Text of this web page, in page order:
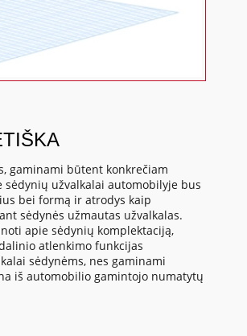
gaminami būtent konkrečiam
užvalkalai automobilyje bus
bei formą ir atrodys kaip
sėdynės užmautas užvalkalas.
apie sėdynių komplektaciją,
atlenkimo funkcijas
sėdynėms, nes gaminami
iš automobilio gamintojo numatytų